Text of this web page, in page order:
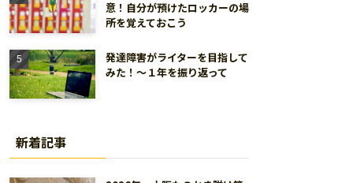
意！自分が預けたロッカーの場
所を覚えておこう
発達障害がライターを目指して
みた！～１年を振り返って
新着記事